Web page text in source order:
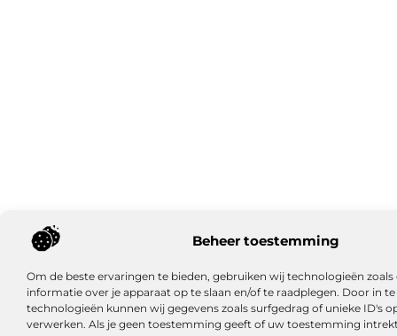
Beheer toestemming
Om de beste ervaringen te bieden, gebruiken wij technologieën
informatie over je apparaat op te slaan en/of te raadplegen. Door in
technologieën kunnen wij gegevens zoals surfgedrag of unieke ID's
verwerken. Als je geen toestemming geeft of uw toestemming